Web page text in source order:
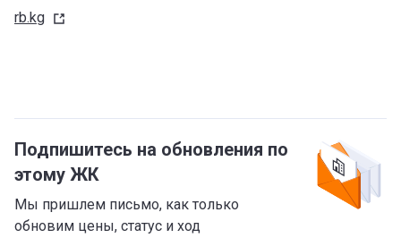
rb.kg
Подпишитесь на обновления по
этому ЖК
Мы пришлем письмо, как только
обновим цены, статус и ход